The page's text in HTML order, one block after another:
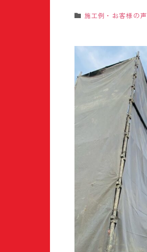
施工例・お客様の声